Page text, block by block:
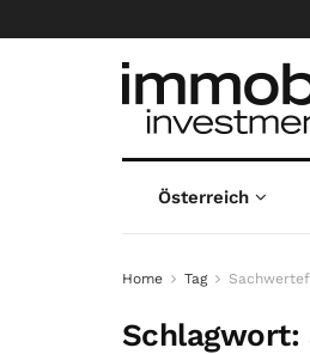
Österreich
Home Tag
Schlagwort: